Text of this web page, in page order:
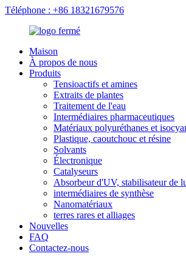
Téléphone : +86 18321679576
Maison
À propos de nous
Produits
Tensioactifs et amines
Extraits de plantes
Traitement de l'eau
Intermédiaires pharmaceutiques
Matériaux polyuréthanes et
Plastique, caoutchouc et résine
Solvants
Électronique
Catalyseurs
Absorbeur d'UV, stabilisateur de
intermédiaires de synthèse
Nanomatériaux
terres rares et alliages
Nouvelles
FAQ
Contactez-nous